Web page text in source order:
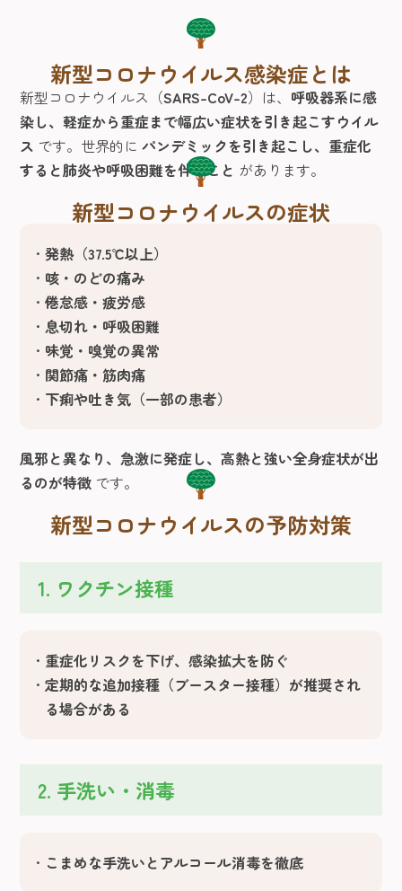
新型コロナウイルス感染症とは
新型コロナウイルス（SARS-CoV-2）は、 呼吸器系に感
染し、軽症から重症まで幅広い症状を引き起こすウイル
ス です。世界的にパンデミックを引き起こし、重症化
すると肺炎や呼吸困難を伴うこと があります。
新型コロナウイルスの症状
発熱（37.5℃以上）
咳・のどの痛み
倦怠感・疲労感
息切れ・呼吸困難
味覚・嗅覚の異常
関節痛・筋肉痛
下痢や吐き気（一部の患者）
風邪と異なり、急激に発症し、高熱と強い全身症状が出
るのが特徴 です。
新型コロナウイルスの予防対策
1. ワクチン接種
重症化リスクを下げ、感染拡大を防ぐ
定期的な追加接種（ブースター接種）が推奨され
る場合がある
2. 手洗い・消毒
こまめな手洗いとアルコール消毒を徹底